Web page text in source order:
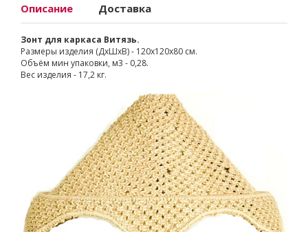
Описание Доставка
Зонт для каркаса Витязь.
Размеры изделия (ДхШхВ) - 120х120х80 см.
Объём мин упаковки, м3 - 0,28.
Вес изделия - 17,2 кг.